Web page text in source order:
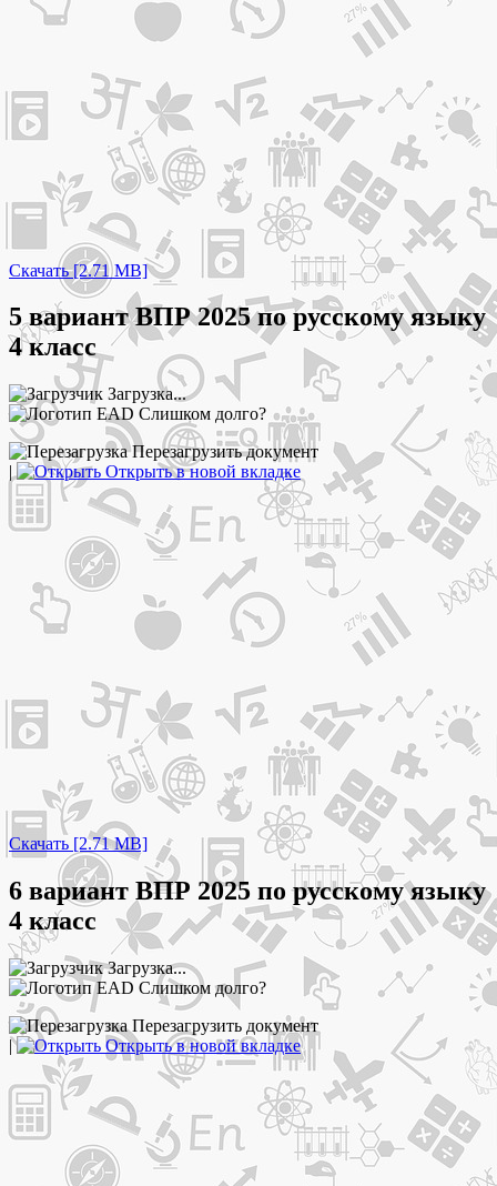
Скачать [2.71 MB]
5 вариант ВПР 2025 по русскому языку
4 класс
Загрузка...
Слишком долго?
Перезагрузить документ
|
Открыть в новой вкладке
Скачать [2.71 MB]
6 вариант ВПР 2025 по русскому языку
4 класс
Загрузка...
Слишком долго?
Перезагрузить документ
|
Открыть в новой вкладке